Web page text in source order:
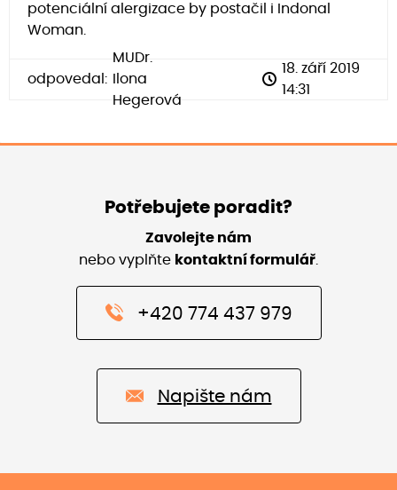
potenciální alergizace by postačil i Indonal
Woman.
odpovedal:
MUDr.
Ilona
Hegerová
18. září 2019
14:31
Potřebujete poradit?
Zavolejte nám
nebo vyplňte kontaktní formulář
+420 774 437 979
Napište nám